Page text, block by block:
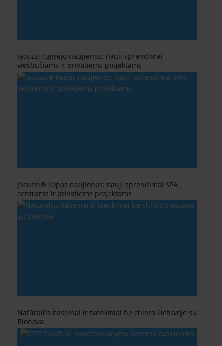
Jacuzzi rugsėjo naujienos: nauji sprendimai
viešbučiams ir privatiems projektams
Jacuzzi® liepos naujienos: nauji sprendimai SPA
centrams ir privatiems projektams
Natūralūs baseinai ir tvenkiniai be chloro Lietuvoje su
Bionova